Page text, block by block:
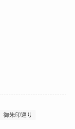
朱印巡り